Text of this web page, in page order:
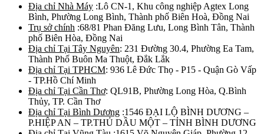
Địa chỉ Nhà Máy :Lô CN-1, Khu công nghiệp Agtex Long
Bình, Phường Long Bình, Thành phố Biên Hoà, Đồng Nai
Trụ sở chính :68/81 Phan Đăng Lưu, Long Bình Tân, Thành
phố Biên Hòa, Đồng Nai
Địa chỉ Tại Tây Nguyên: 231 Đường 30.4, Phường Ea Tam,
Thành Phố Buôn Ma Thuột, Đắk Lắk
Địa chỉ Tại TPHCM: 936 Lê Đức Thọ - P15 - Quận Gò Vấp
- TP.Hồ Chí Minh
Địa chỉ Tại Cần Thơ: QL91B, Phường Long Hòa, Q.Bình
Thủy, TP. Cần Thơ
Địa chỉ Tại Bình Dương :1546 ĐẠI LỘ BÌNH DƯƠNG –
P.HIỆP AN – TP.THỦ DẦU MỘT – TỈNH BÌNH DƯƠNG